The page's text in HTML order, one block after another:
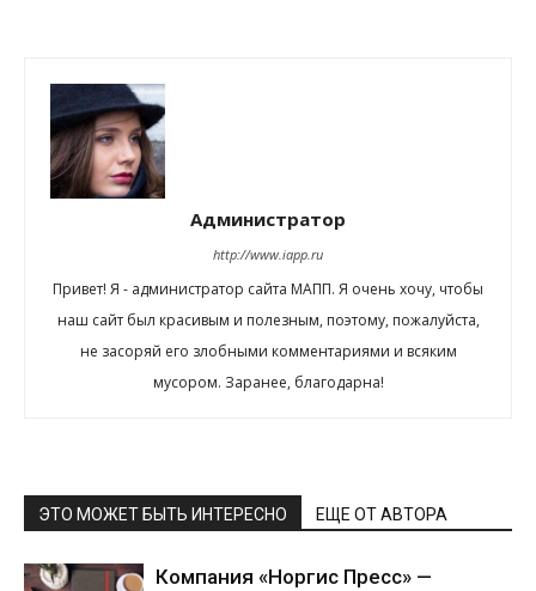
Администратор
http://www.iapp.ru
Привет! Я - администратор сайта МАПП. Я очень хочу, чтобы
наш сайт был красивым и полезным, поэтому, пожалуйста,
не засоряй его злобными комментариями и всяким
мусором. Заранее, благодарна!
ЭТО МОЖЕТ БЫТЬ ИНТЕРЕСНО ЕЩЕ ОТ АВТОРА
Компания «Норгис Пресс» —